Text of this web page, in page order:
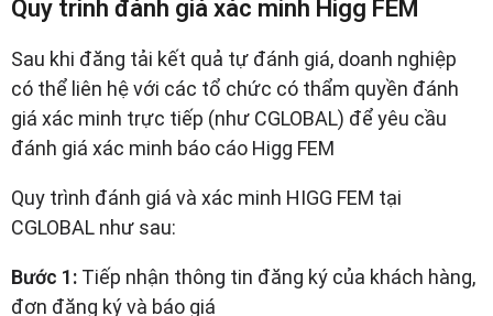
Quy trình đánh giá xác minh Higg FEM
Sau khi đăng tải kết quả tự đánh giá, doanh nghiệp
có thể liên hệ với các tổ chức có thẩm quyền đánh
giá xác minh trực tiếp (như CGLOBAL) để yêu cầu
đánh giá xác minh báo cáo Higg FEM
Quy trình đánh giá và xác minh HIGG FEM tại
CGLOBAL như sau:
Bước 1: Tiếp nhận thông tin đăng ký của khách hàng,
đơn đăng ký và báo giá